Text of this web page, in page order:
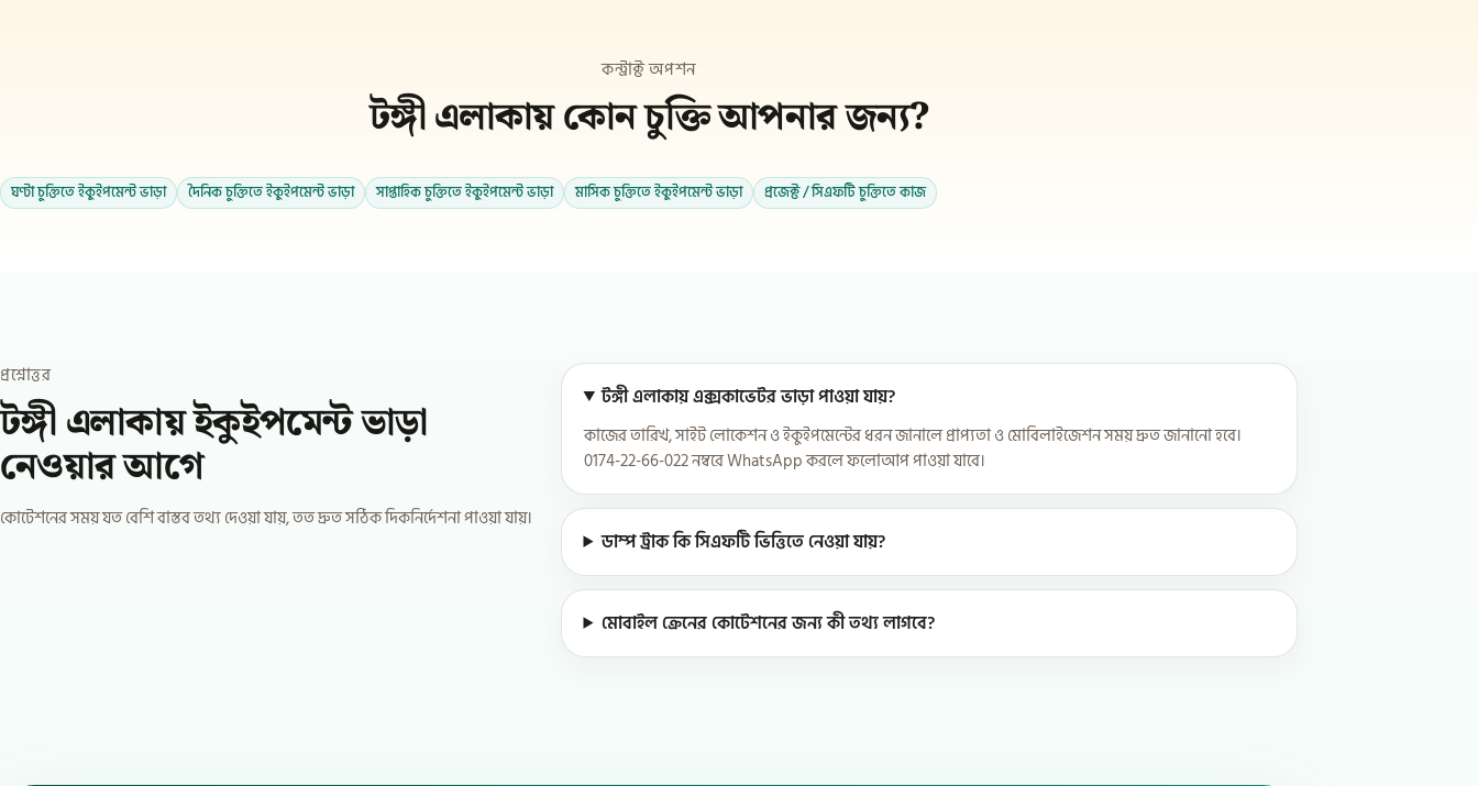
কন্ট্রাক্ট অপশন
টঙ্গী এলাকায় কোন চুক্তি আপনার জন্য?
ঘণ্টা চুক্তিতে ইকুইপমেন্ট ভাড়া দৈনিক চুক্তিতে ইকুইপমেন্ট ভাড়া সাপ্তাহিক চুক্তিতে ইকুইপমেন্ট ভাড়া মাসিক চুক্তিতে ইকুইপমেন্ট ভাড়া প্রজেক্ট / সিএফটি চুক্তিতে কাজ
প্রশ্নোত্তর
টঙ্গী এলাকায় ইকুইপমেন্ট ভাড়া
নেওয়ার আগে
কোটেশনের সময় যত বেশি বাস্তব তথ্য দেওয়া যায়, তত দ্রুত সঠিক দিকনির্দেশনা পাওয়া যায়।
টঙ্গী এলাকায় এক্সকাভেটর ভাড়া পাওয়া যায়?
কাজের তারিখ, সাইট লোকেশন ও ইকুইপমেন্টের ধরন জানালে প্রাপ্যতা ও মোবিলাইজেশন সময় দ্রুত জানানো হবে।
0174-22-66-022 নম্বরে WhatsApp করলে ফলোআপ পাওয়া যাবে।
ডাম্প ট্রাক কি সিএফটি ভিত্তিতে নেওয়া যায়?
মোবাইল ক্রেনের কোটেশনের জন্য কী তথ্য লাগবে?